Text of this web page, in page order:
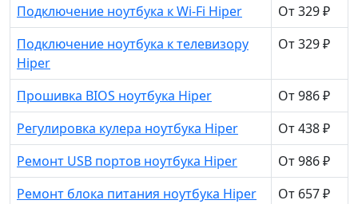
Подключение ноутбука к Wi-Fi Hiper
От 329 ₽
Подключение ноутбука к телевизору
Hiper
От 329 ₽
Прошивка BIOS ноутбука Hiper
От 986 ₽
Регулировка кулера ноутбука Hiper
От 438 ₽
Ремонт USB портов ноутбука Hiper
От 986 ₽
Ремонт блока питания ноутбука Hiper
От 657 ₽